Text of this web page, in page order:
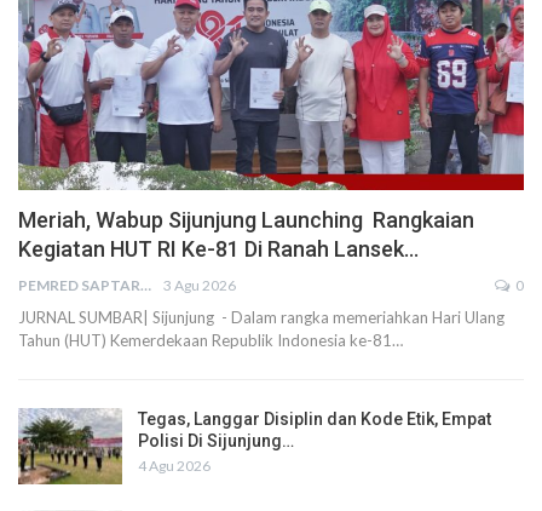
Meriah, Wabup Sijunjung Launching Rangkaian
Kegiatan HUT RI Ke-81 Di Ranah Lansek…
PEMRED SAPTARIUS 3 Agu 2026 0
JURNAL SUMBAR| Sijunjung - Dalam rangka memeriahkan Hari Ulang
Tahun (HUT) Kemerdekaan Republik Indonesia ke-81…
Tegas, Langgar Disiplin dan Kode Etik, Empat
Polisi Di Sijunjung…
4 Agu 2026